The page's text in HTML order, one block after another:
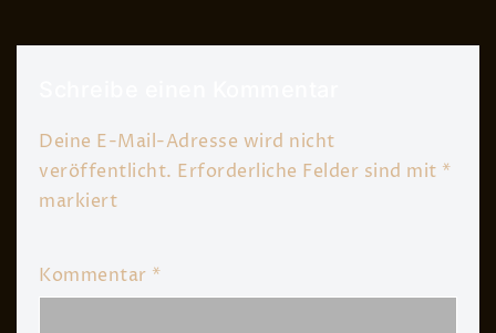
Deine E-Mail-Adresse wird nicht
veröffentlicht. Erforderliche Felder sind mit *
markiert
Kommentar *